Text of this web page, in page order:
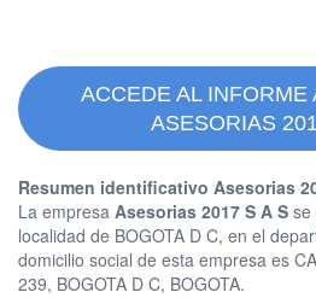
ACCEDE AL INFORME
ASESORIAS
Resumen identificativo Asesorias
La empresa Asesorias 2017 S A S se
localidad de BOGOTA D C, en el
domicilio social de esta empresa es
239, BOGOTA D C, BOGOTA.